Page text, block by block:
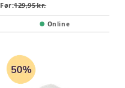
Før:129,95 kr.
Online